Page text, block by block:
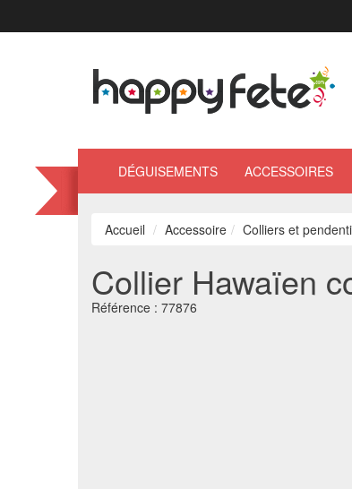
DÉGUISEMENTS ACCESSOIRES
Accueil Accessoire Colliers et
Collier Hawaïen
Référence : 77876